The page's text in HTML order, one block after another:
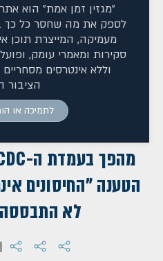
"מגזין זמן אמת" הוא
לספק את מה שחסר כל כך
מעמיקה, המייצרת תוכן
סקירות ומאמרי עומק,
וללא אינטרסים
הציבור
לתמיכה או
הטענה "החיסונים
לא
| 10177 צפיות